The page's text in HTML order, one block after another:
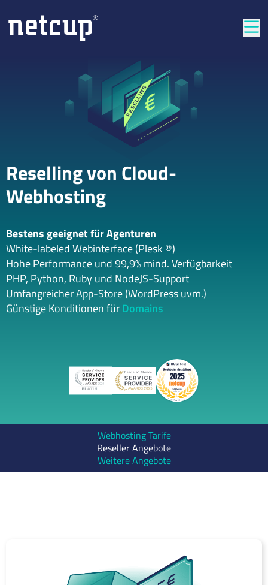
Reselling von Cloud-
Webhosting
Bestens geeignet für Agenturen
White-labeled Webinterface (Plesk ®)
Hohe Performance und 99,9% mind. Verfügbarkeit
PHP, Python, Ruby und NodeJS-Support
Umfangreicher App-Store (WordPress uvm.)
Günstige Konditionen fürDomains
Webhosting Tarife
Reseller Angebote
Weitere Angebote